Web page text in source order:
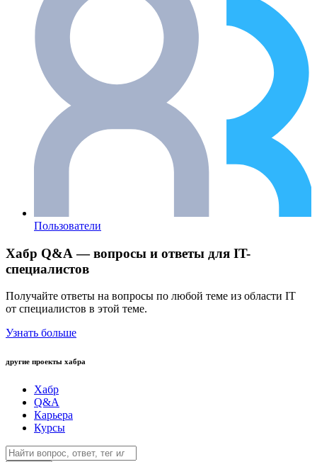
Пользователи
Хабр Q&A — вопросы и ответы для IT-
специалистов
Получайте ответы на вопросы по любой теме из области IT
от специалистов в этой теме.
Узнать больше
другие проекты хабра
Хабр
Q&A
Карьера
Курсы